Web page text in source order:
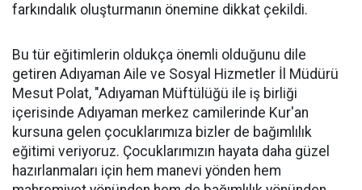
farkındalık oluşturmanın önemine dikkat çekildi.
Bu tür eğitimlerin oldukça önemli olduğunu dile
getiren Adıyaman Aile ve Sosyal Hizmetler İl Müdürü
Mesut Polat, "Adıyaman Müftülüğü ile iş birliği
içerisinde Adıyaman merkez camilerinde Kur'an
kursuna gelen çocuklarımıza bizler de bağımlılık
eğitimi veriyoruz. Çocuklarımızın hayata daha güzel
hazırlanmaları için hem manevi yönden hem